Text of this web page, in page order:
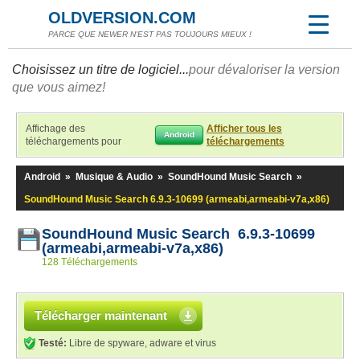
OLDVERSION.COM
PARCE QUE NEWER N'EST PAS TOUJOURS MIEUX !
Choisissez un titre de logiciel...pour dévaloriser la version
que vous aimez!
Affichage des
téléchargements pour
Android
Afficher tous les
téléchargements
Android » Musique & Audio » SoundHound Music Search »
SoundHound Music Search 6.9.3-10699 (armeabi,armeabi-v7a,x86)
SoundHound Music Search 6.9.3-10699
(armeabi,armeabi-v7a,x86)
128 Téléchargements
Télécharger maintenant
Testé: Libre de spyware, adware et virus